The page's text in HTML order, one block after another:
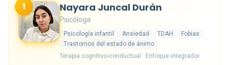
1 Nayara Juncal Durán
Psicóloga
Psicología infantil Ansiedad TDAH
Fobias
Trastornos del estado de ánimo
Terapia cognitivo-conductual · Enfoque integrador